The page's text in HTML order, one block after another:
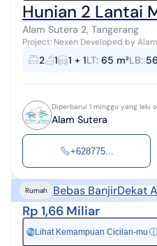
Hunian 2 Lantai
Alam Sutera 2, Tangerang
Project: Nexen Developed by Alam Sutera Group Dijual rumah baru
di Sutera Nexen Luas tanah 65
tidur, 1 kamar mand...
2 1 1 + 1LT: 65 m²LB:
Diperbarui 1 minggu yang lalu
Alam Sutera
+628775...
Rumah Bebas BanjirDekat
Rp 1,66 Miliar
Rp Lihat Kemampuan Cicilan-mu ⓘ